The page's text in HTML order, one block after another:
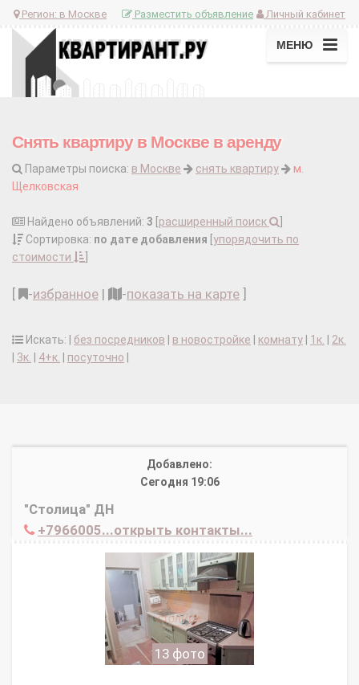
Регион: в Москве Личный кабинет
Разместить объявление
МЕНЮ
Снять квартиру в Москве в аренду
Параметры поиска: в Москве снять квартиру
м.
Щелковская
Найдено объявлений: 3 расширенный поиск
Сортировка: по дате добавления упорядочить по
стоимости
-избранное | -показать на карте
Искать: | без посредников в новостройке комнату 1к.
2к.
3к. 4+к. посуточно
Добавлено:
Сегодня 19:06
"Столица" ДН
+7966005...открыть контакты...
13 фото